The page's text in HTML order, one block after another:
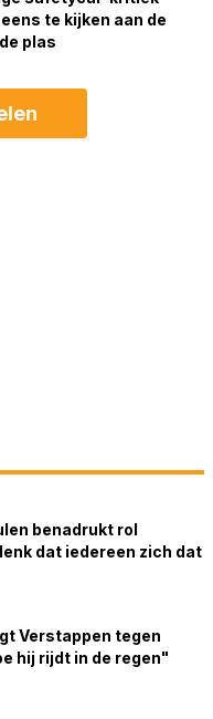
te kijken aan de
plas
benadrukt rol
dat iedereen zich dat
Verstappen tegen
hij rijdt in de regen"